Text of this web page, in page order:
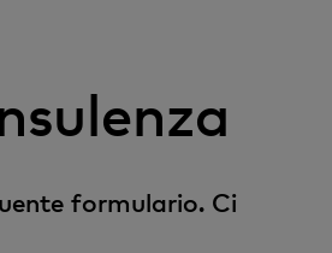
formulario. Ci